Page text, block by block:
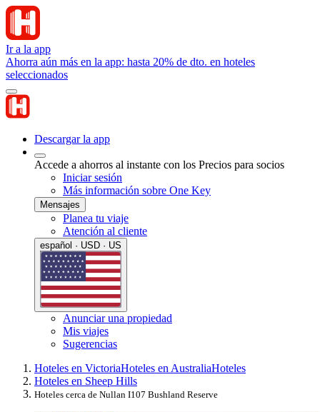
Ir a la app
Ahorra aún más en la app: hasta 20% de dto. en hoteles
seleccionados
Descargar la app
Accede a ahorros al instante con los Precios para socios
Iniciar sesión
Más información sobre One Key
Mensajes
Planea tu viaje
Atención al cliente
español · USD · US
Anunciar una propiedad
Mis viajes
Sugerencias
Hoteles en VictoriaHoteles en AustraliaHoteles
Hoteles en Sheep Hills
Hoteles cerca de Nullan I107 Bushland Reserve